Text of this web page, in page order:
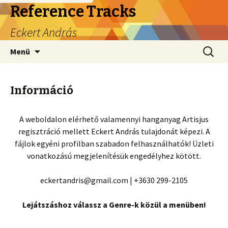
Reference Tracks
Eckert András
Menü
Információ
A weboldalon elérhető valamennyi hanganyag Artisjus
regisztráció mellett Eckert András tulajdonát képezi. A
fájlok egyéni profilban szabadon felhasználhatók! Üzleti
vonatkozású megjelenítésük engedélyhez kötött.
eckertandris@gmail.com | +3630 299-2105
Lejátszáshoz válassz a Genre-k közül a menüben!